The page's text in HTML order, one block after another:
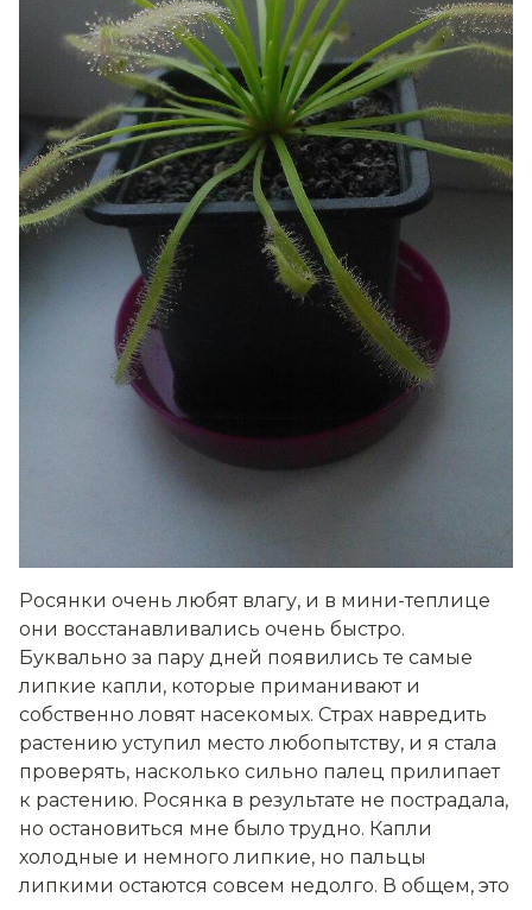
Росянки очень любят влагу, и в мини-теплице
они восстанавливались очень быстро.
Буквально за пару дней появились те самые
липкие капли, которые приманивают и
собственно ловят насекомых. Страх навредить
растению уступил место любопытству, и я стала
проверять, насколько сильно палец прилипает
к растению. Росянка в результате не пострадала,
но остановиться мне было трудно. Капли
холодные и немного липкие, но пальцы
липкими остаются совсем недолго. В общем, это